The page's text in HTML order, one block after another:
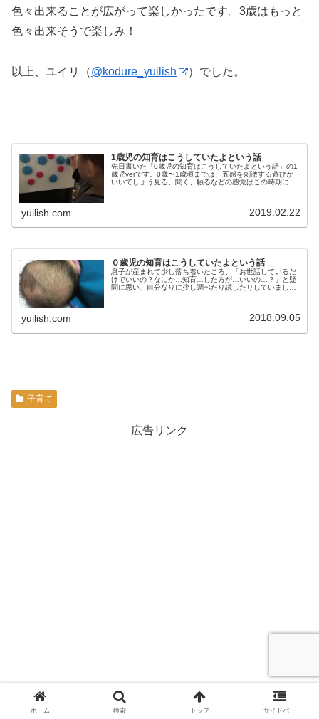
色々出来ることが広がって楽しかったです。3歳はもっと
色々出来そうで楽しみ！
以上、ユイリ（@kodure_yuilish ）でした。
1歳児の知育はこうしていたよという話
先日書いた「0歳児の知育はこうしていたよという話」の1
歳児verです。0歳〜1歳頃までは、五感を刺激する遊びが
いいでしょう見る、聞く、触るなどの感覚はこの時期に急
yuilish.com 2019.02.22
０歳児の知育はこうしていたよという話
息子が産まれて少し落ち着いたころ、「お世話しているだ
けでいいの？なにか…知育…した方が…いいの…？」と疑
問に思い、自分なりに少し調べたり試したりしていまし
yuilish.com 2018.09.05
子育て
広告リンク
ホーム 検索 トップ サイドバー